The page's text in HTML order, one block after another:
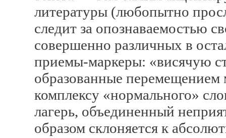
литературы (любопытно
следит за опознаваемостью
совершенно различных в
приемы-маркеры: «висячую
образованные
комплексу «нормального»
лагерь, объединенный
образом склоняется к